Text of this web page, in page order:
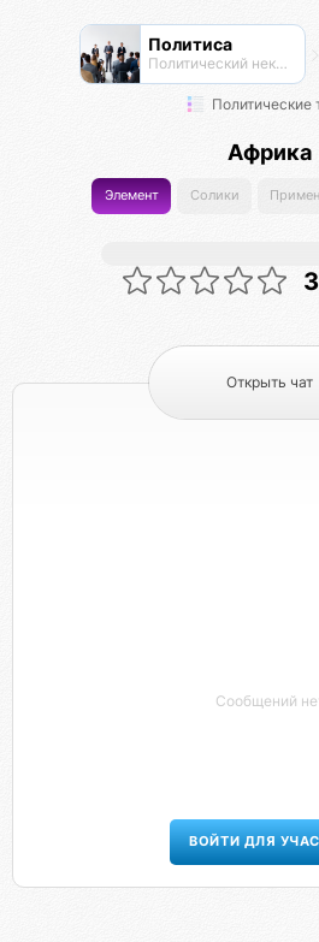
Политиса
Политический нексус
Политические
Африка
Элемент Солики
Открыть чат
Сообщений
ВОЙТИ ДЛЯ